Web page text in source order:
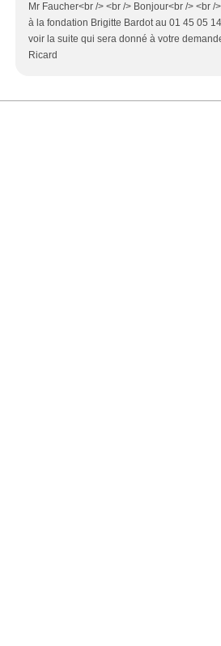
Mr Faucher<br /> <br /> Bonjour<br /> <br
à la fondation Brigitte Bardot au 01 45 05
voir la suite qui sera donné à votre
Ricard